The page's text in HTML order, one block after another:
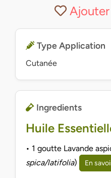
Ajouter
Type Application
Cutanée
Ingredients
Huile
• 1 goutte Lavande
spica/latifolia) En